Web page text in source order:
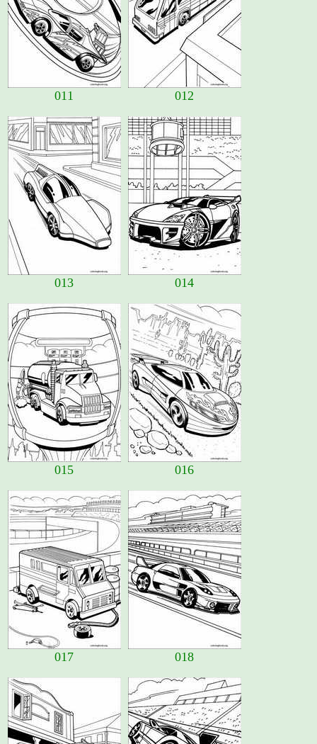
011 012
013 014
015 016
017 018